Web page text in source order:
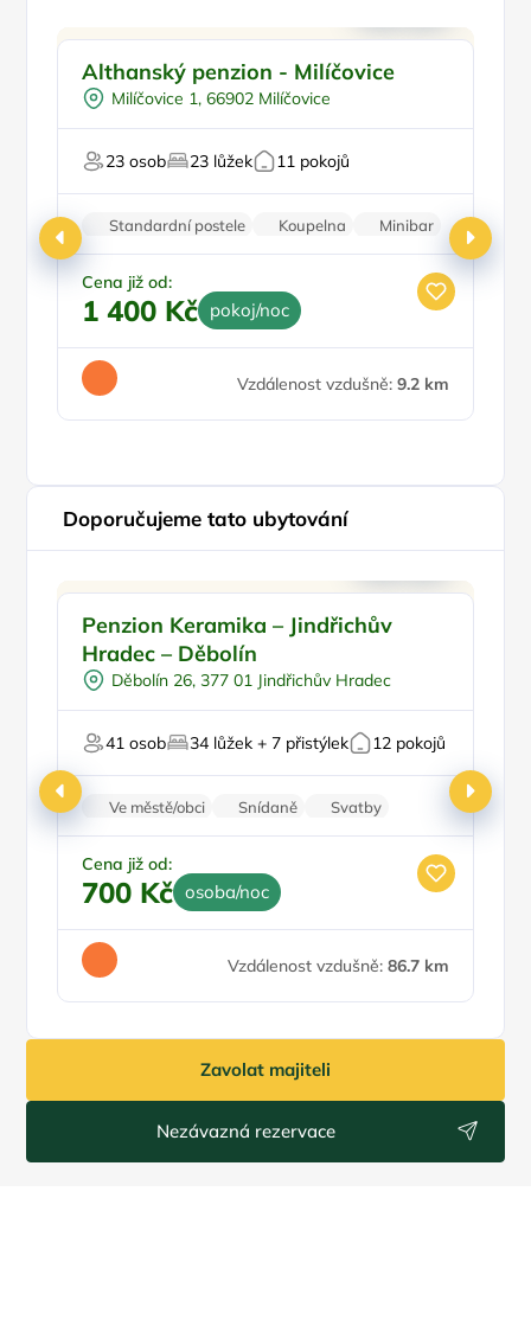
Snídaně
Pro turisty
Althanský penzion - Milíčovice
Milíčovice 1, 66902 Milíčovice
23 osob 23 lůžek 11 pokojů
Standardní postele Koupelna
Minibar
Parkování zdarma
Cena již od:
1 400 Kč pokoj/noc
Vzdálenost vzdušně: 9.2 km
Doporučujeme tato ubytování
Venkovní bazén
Pro skupiny
Sauna
Pro svatby a oslavy
Doporučujeme
Penzion Keramika – Jindřichův
Hradec – Děbolín
Děbolín 26, 377 01 Jindřichův Hradec
41 osob 34 lůžek + 7 přistýlek 12 pokojů
Ve městě/obci Snídaně
Svatby
Worshopy/školení
Firemní akce/teambuilding
Cena již od:
700 Kč osoba/noc
Vzdálenost vzdušně: 86.7 km
Zavolat majiteli
Nezávazná rezervace